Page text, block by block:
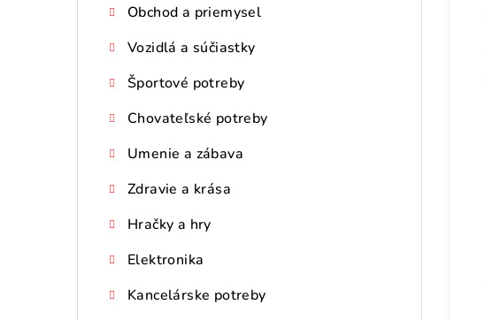
Obchod a priemysel
Vozidlá a súčiastky
Športové potreby
Chovateľské potreby
Umenie a zábava
Zdravie a krása
Hračky a hry
Elektronika
Kancelárske potreby